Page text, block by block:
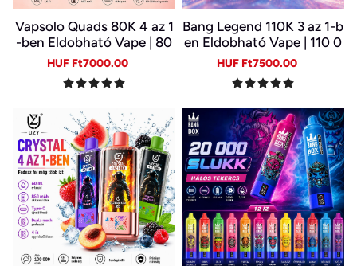
Vapsolo Quads 80K 4 az 1
-ben Eldobható Vape | 80
000 Slukk, Több Íz Egy Ké
szülékben
Sale
HUF Ft7000.00
Bang Legend 110K 3 az 1-b
en Eldobható Vape | 110 0
00 Slukk | 3 Íz Egy Készülé
kben | Digitális Kijelző | Ty
pe-C
Sale
HUF Ft7500.00